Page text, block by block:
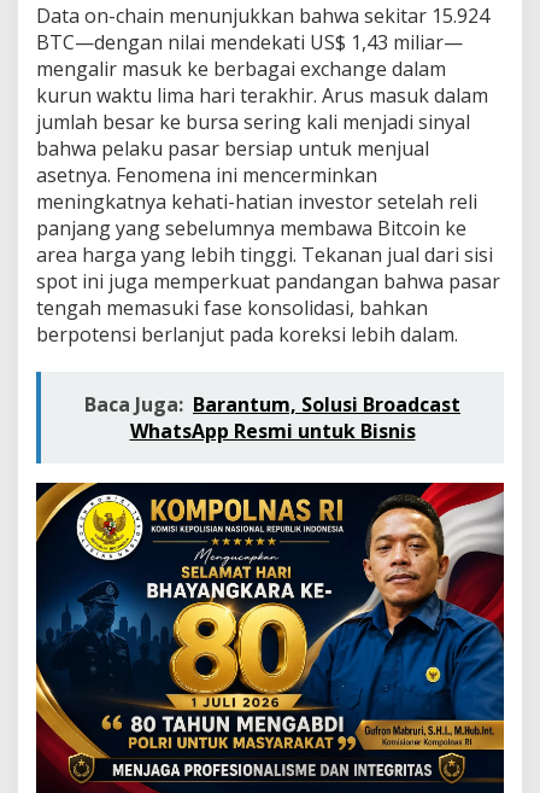
u
L
e
v
e
l
K
t
i
s
U
S
$
7
6
0
Data on-chain menunjukkan bahwa sekitar 15.924
BTC—dengan nilai mendekati US$ 1,43 miliar—
mengalir masuk ke berbagai exchange dalam
kurun waktu lima hari terakhir. Arus masuk dalam
jumlah besar ke bursa sering kali menjadi sinyal
bahwa pelaku pasar bersiap untuk menjual
asetnya. Fenomena ini mencerminkan
meningkatnya kehati-hatian investor setelah reli
panjang yang sebelumnya membawa Bitcoin ke
area harga yang lebih tinggi. Tekanan jual dari sisi
spot ini juga memperkuat pandangan bahwa pasar
tengah memasuki fase konsolidasi, bahkan
berpotensi berlanjut pada koreksi lebih dalam.
Baca Juga: Barantum, Solusi Broadcast
WhatsApp Resmi untuk Bisnis